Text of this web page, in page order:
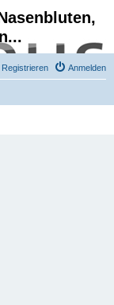
Anmelden
Registrieren